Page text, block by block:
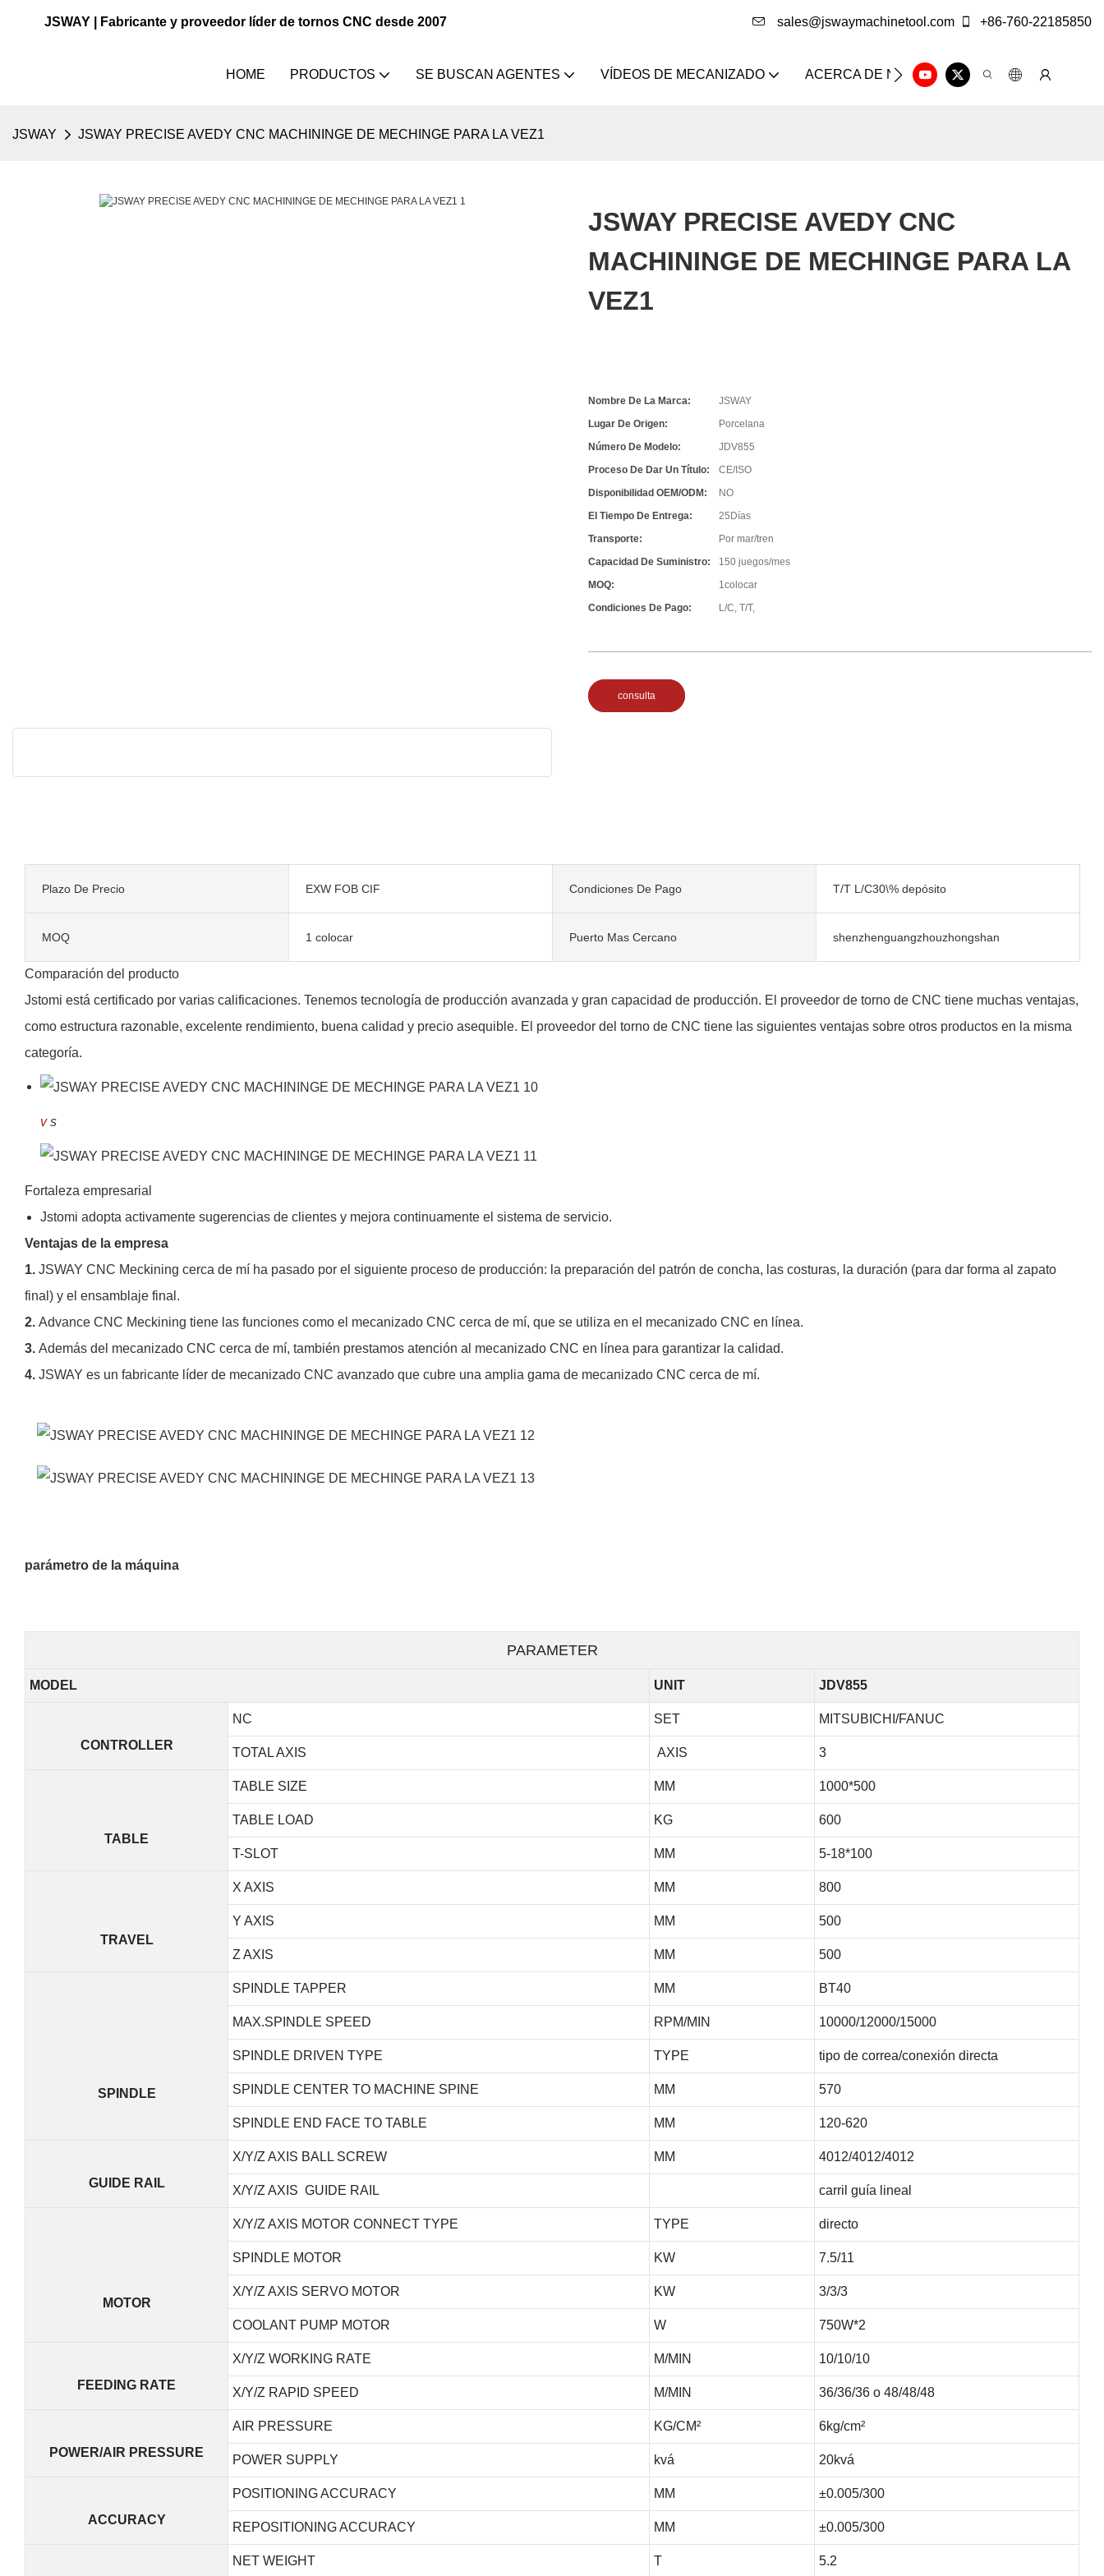
JSWAY | Fabricante y proveedor líder de tornos CNC desde 2007 sales@jswaymachinetool.com +86-760-22185850
HOME PRODUCTOS SE BUSCAN AGENTES VÍDEOS DE MECANIZADO ACERCA DE NOSOTROS SOLUCIÓN
JSWAY JSWAY PRECISE AVEDY CNC MACHININGE DE MECHINGE PARA LA VEZ1
JSWAY PRECISE AVEDY CNC
MACHININGE DE MECHINGE PARA LA
VEZ1
Nombre De La Marca:
JSWAY
Lugar De Origen:
Porcelana
Número De Modelo:
JDV855
Proceso De Dar Un Título:
CE/ISO
Disponibilidad OEM/ODM:
NO
El Tiempo De Entrega:
25Días
Transporte:
Por mar/tren
Capacidad De Suministro:
150 juegos/mes
MOQ:
1colocar
Condiciones De Pago:
L/C, T/T,
consulta
Plazo De Precio EXW FOB CIF Condiciones De Pago T/T L/C30\% depósito
MOQ 1 colocar Puerto Mas Cercano shenzhenguangzhouzhongshan
Comparación del producto
Jstomi está certificado por varias calificaciones. Tenemos tecnología de producción avanzada y gran capacidad de producción. El proveedor de torno de CNC tiene muchas ventajas,
como estructura razonable, excelente rendimiento, buena calidad y precio asequible. El proveedor del torno de CNC tiene las siguientes ventajas sobre otros productos en la misma
categoría.
vs
Fortaleza empresarial
Jstomi adopta activamente sugerencias de clientes y mejora continuamente el sistema de servicio.
Ventajas de la empresa
1. JSWAY CNC Meckining cerca de mí ha pasado por el siguiente proceso de producción: la preparación del patrón de concha, las costuras, la duración (para dar forma al zapato
final) y el ensamblaje final.
2. Advance CNC Meckining tiene las funciones como el mecanizado CNC cerca de mí, que se utiliza en el mecanizado CNC en línea.
3. Además del mecanizado CNC cerca de mí, también prestamos atención al mecanizado CNC en línea para garantizar la calidad.
4. JSWAY es un fabricante líder de mecanizado CNC avanzado que cubre una amplia gama de mecanizado CNC cerca de mí.
parámetro de la máquina
PARAMETER
MODEL UNIT JDV855
CONTROLLER
NC SET MITSUBICHI/FANUC
TOTAL AXIS AXIS 3
TABLE
TABLE SIZE MM 1000*500
TABLE LOAD KG 600
T-SLOT MM 5-18*100
TRAVEL
X AXIS MM 800
Y AXIS MM 500
Z AXIS MM 500
SPINDLE
SPINDLE TAPPER MM BT40
MAX.SPINDLE SPEED RPM/MIN 10000/12000/15000
SPINDLE DRIVEN TYPE TYPE tipo de correa/conexión directa
SPINDLE CENTER TO MACHINE SPINE MM 570
SPINDLE END FACE TO TABLE MM 120-620
GUIDE RAIL
X/Y/Z AXIS BALL SCREW MM 4012/4012/4012
X/Y/Z AXIS GUIDE RAIL carril guía lineal
MOTOR
X/Y/Z AXIS MOTOR CONNECT TYPE TYPE directo
SPINDLE MOTOR KW 7.5/11
X/Y/Z AXIS SERVO MOTOR KW 3/3/3
COOLANT PUMP MOTOR W 750W*2
FEEDING RATE
X/Y/Z WORKING RATE M/MIN 10/10/10
X/Y/Z RAPID SPEED M/MIN 36/36/36 o 48/48/48
POWER/AIR PRESSURE
AIR PRESSURE KG/CM² 6kg/cm²
POWER SUPPLY kvá 20kvá
ACCURACY
POSITIONING ACCURACY MM ±0.005/300
REPOSITIONING ACCURACY MM ±0.005/300
NET WEIGHT T 5.2